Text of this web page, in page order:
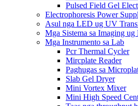
Pulsed Field Gel
Electrophoresis Power
Asul nga LED ug UV
Mga Sistema sa Imaging ug
Mga Instrumento sa Lab
Pcr Thermal Cycler
Mircplate Reader
Paghugas sa
Slab Gel Dryer
Mini Vortex Mixer
Mini High Speed